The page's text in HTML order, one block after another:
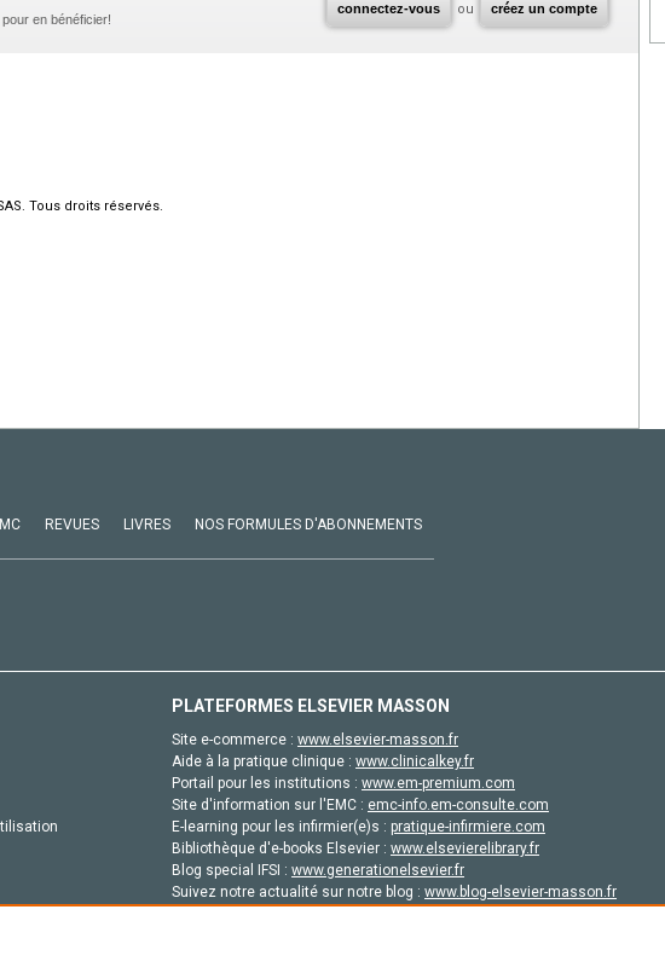
connectez-vous ou créez un compte
en bénéficier!
Tous droits réservés.
REVUES LIVRES NOS FORMULES D'ABONNEMENTS
PLATEFORMES ELSEVIER MASSON
Site e-commerce : www.elsevier-masson.fr
Aide à la pratique clinique : www.clinicalkey.fr
Portail pour les institutions : www.em-premium.com
Site d'information sur l'EMC : emc-info.em-consulte.com
E-learning pour les infirmier(e)s : pratique-infirmiere.com
Bibliothèque d'e-books Elsevier : www.elsevierelibrary.fr
Blog special IFSI : www.generationelsevier.fr
Suivez notre actualité sur notre blog : www.blog-elsevier-masson.fr